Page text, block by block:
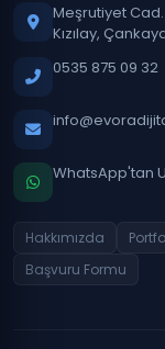
Meşrutiyet Cad.
Kızılay,
0535 875 09 32
WhatsApp'tan
Hakkımızda
Başvuru Formu